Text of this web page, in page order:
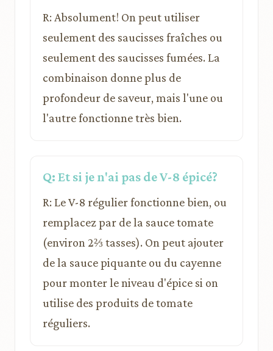
R: Absolument! On peut utiliser
seulement des saucisses fraîches ou
seulement des saucisses fumées. La
combinaison donne plus de
profondeur de saveur, mais l'une ou
l'autre fonctionne très bien.
Q: Et si je n'ai pas de V-8 épicé?
R: Le V-8 régulier fonctionne bien, ou
remplacez par de la sauce tomate
(environ 2⅔ tasses). On peut ajouter
de la sauce piquante ou du cayenne
pour monter le niveau d'épice si on
utilise des produits de tomate
réguliers.